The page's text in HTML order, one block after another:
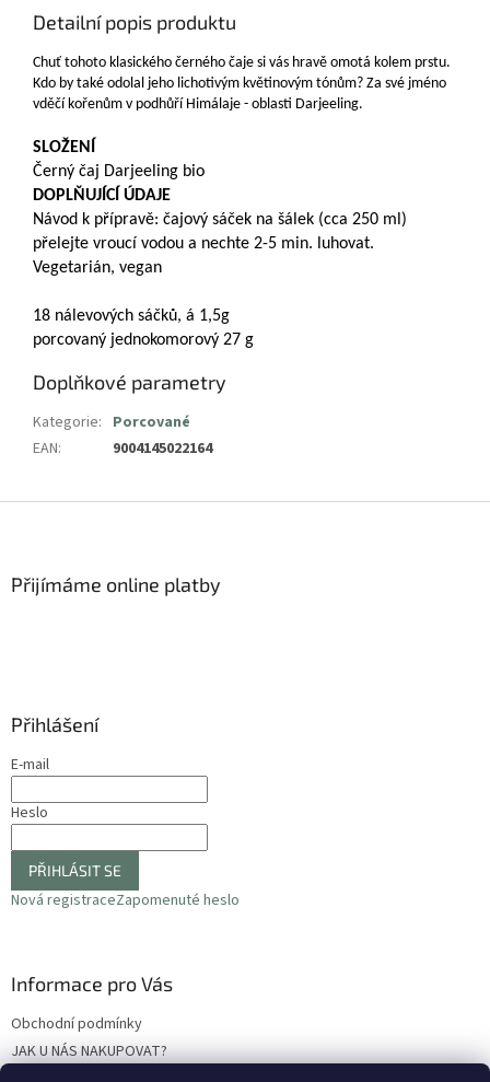
Detailní popis produktu
Chuť tohoto klasického černého čaje si vás hravě omotá kolem prstu.
Kdo by také odolal jeho lichotivým květinovým tónům? Za své jméno
vděčí kořenům v podhůří Himálaje - oblasti Darjeeling.
SLOŽENÍ
Černý čaj Darjeeling bio
DOPLŇUJÍCÍ ÚDAJE
Návod k přípravě: čajový sáček na šálek (cca 250 ml)
přelejte vroucí vodou a nechte 2-5 min. luhovat.
Vegetarián, vegan
18 nálevových sáčků, á 1,5g
porcovaný jednokomorový 27 g
Doplňkové parametry
Kategorie: Porcované
EAN: 9004145022164
Přijímáme online platby
Přihlášení
E-mail
Heslo
PŘIHLÁSIT SE
Nová registraceZapomenuté heslo
Informace pro Vás
Obchodní podmínky
JAK U NÁS NAKUPOVAT?